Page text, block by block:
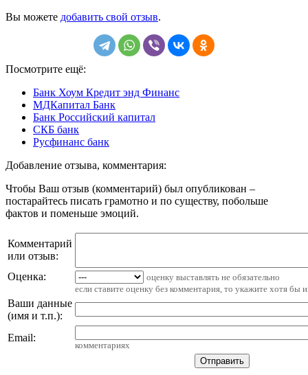
Вы можете добавить свой отзыв.
Посмотрите ещё:
Банк Хоум Кредит энд Финанс
МДКапитал Банк
Банк Российский капитал
СКБ банк
Русфинанс банк
Добавление отзыва, комментария:
Чтобы Ваш отзыв (комментарий) был опубликован –
постарайтесь писать грамотно и по существу, побольше
фактов и поменьше эмоций.
Комментарий
или отзыв:
Оценка:
оценку выставлять не обязательно
если ставите оценку без комментария, то укажите хотя бы
Ваши данные
(имя и т.п.):
Email:
комментариях